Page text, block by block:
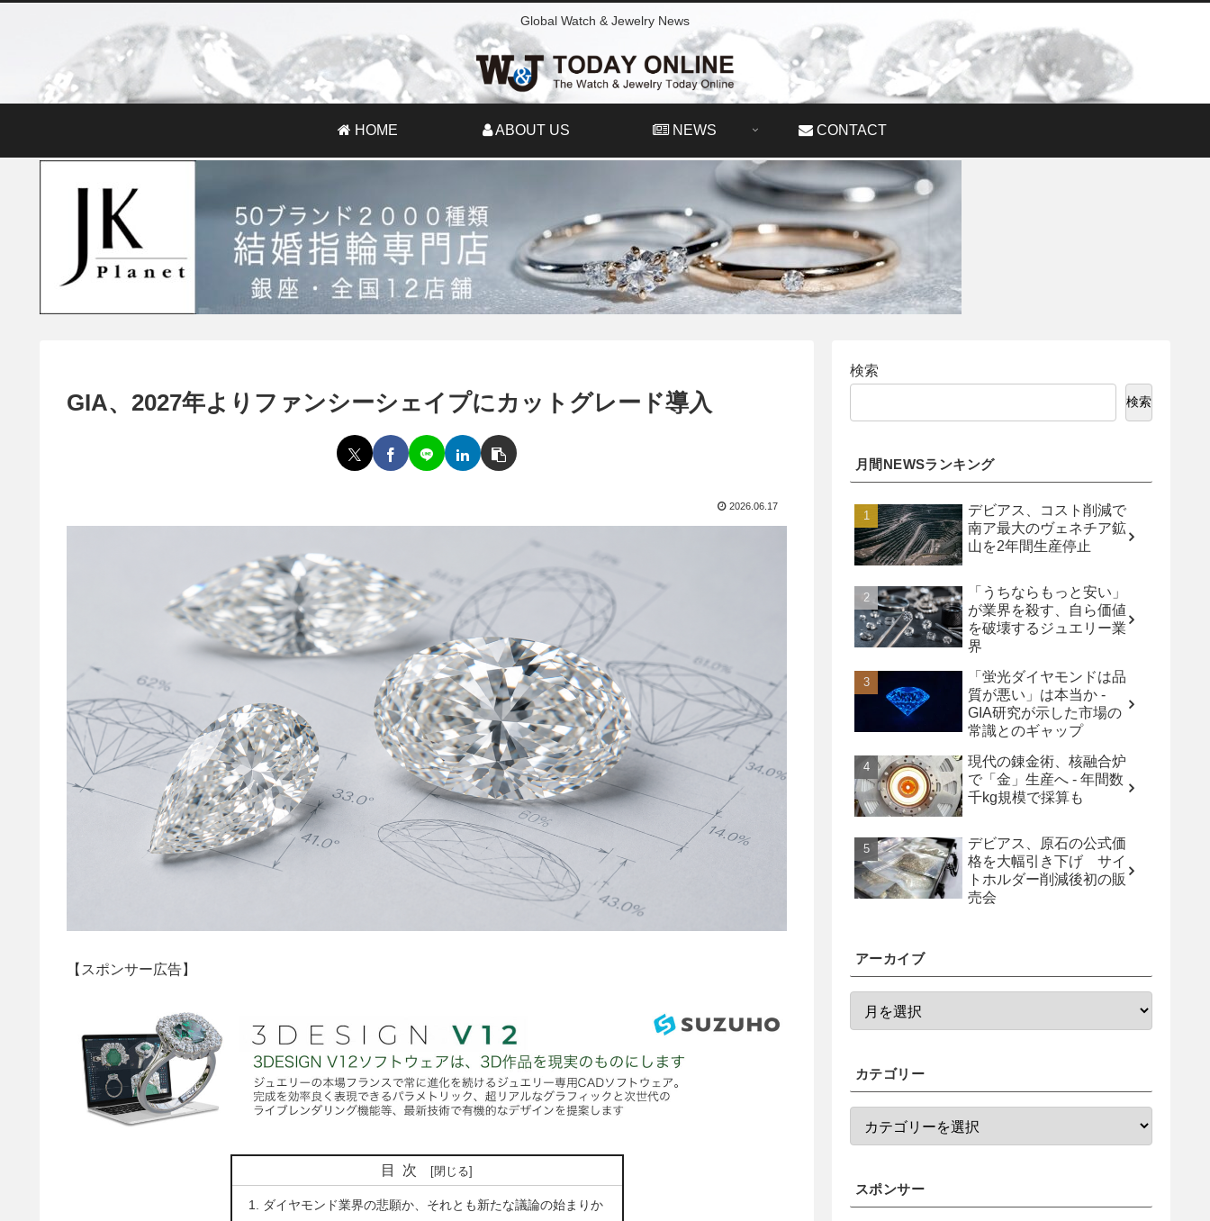
Global Watch & Jewelry News
HOME ABOUT US NEWS CONTACT
GIA、2027年よりファンシーシェイプにカットグレード導入
2026.06.17
【スポンサー広告】
目次
ダイヤモンド業界の悲願か、それとも新たな議論の始まりか
検索
検索
月間NEWSランキング
デビアス、コスト削減で
南ア最大のヴェネチア鉱
山を2年間生産停止
「うちならもっと安い」
が業界を殺す、自ら価値
を破壊するジュエリー業
界
「蛍光ダイヤモンドは品
質が悪い」は本当か -
GIA研究が示した市場の
常識とのギャップ
現代の錬金術、核融合炉
で「金」生産へ - 年間数
千kg規模で採算も
デビアス、原石の公式価
格を大幅引き下げ サイ
トホルダー削減後初の販
売会
アーカイブ
カテゴリー
スポンサー